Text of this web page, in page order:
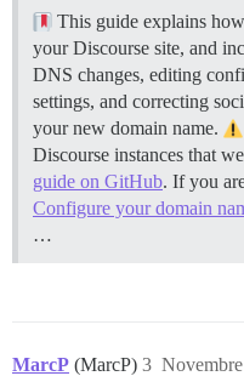
This guide explains
your Discourse site, and
DNS changes, editing
settings, and correcting
your new domain name.
Discourse instances that
guide on GitHub. If you
Configure your domain
…
MarcP (MarcP) 3